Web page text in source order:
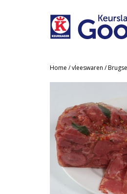
Home /vleeswaren /